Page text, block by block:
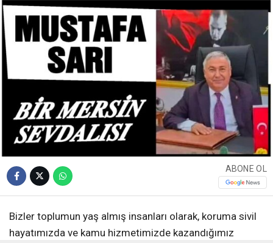
ABONE OL
Bizler toplumun yaş almış insanları olarak, koruma sivil
hayatımızda ve kamu hizmetimizde kazandığımız